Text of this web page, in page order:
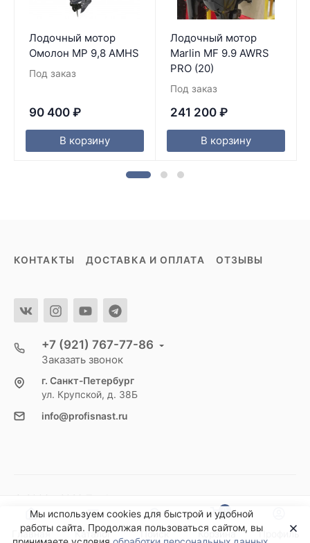
Лодочный мотор
Омолон MP 9,8 AMHS
Под заказ
90 400 ₽
В корзину
Лодочный мотор
Marlin MF 9.9 AWRS
PRO (20)
Под заказ
241 200 ₽
В корзину
КОНТАКТЫ ДОСТАВКА И ОПЛАТА ОТЗЫВЫ
+7 (921) 767-77-86
Заказать звонок
г. Санкт-Петербург
ул. Крупской, д. 38Б
info@profisnast.ru
© 2006 - 2026 Профиснасть
Мы используем cookies для быстрой и удобной
работы сайта. Продолжая пользоваться сайтом, вы
Главная Каталог Поиск
0
Корзина Профиль